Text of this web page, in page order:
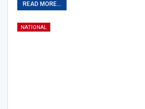
READ MORE...
NATIONAL